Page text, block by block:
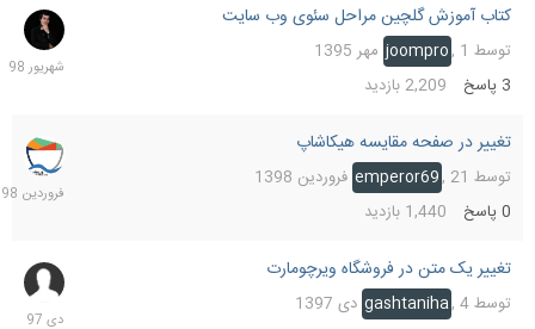
کتاب آموزش گلچین مراحل سئوی وب سایت
توسط joompro , 1 مهر 1395
پاسخ 2,209بازدید
7
تغییر در صفحه مقایسه هیکاشاپ
توسط emperor69 ,21 فروردین 1398
پاسخ 1,440 بازدید
21
تغییر یک متن در فروشگاه ویرچومارت
توسط gashtaniha ,4 دی 1397
6
دی